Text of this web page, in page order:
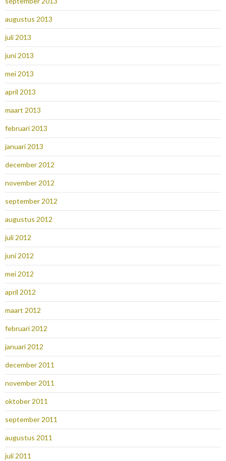
augustus 2013
juli 2013
juni 2013
mei 2013
april 2013
maart 2013
februari 2013
januari 2013
december 2012
november 2012
september 2012
augustus 2012
juli 2012
juni 2012
mei 2012
april 2012
maart 2012
februari 2012
januari 2012
december 2011
november 2011
oktober 2011
september 2011
augustus 2011
juli 2011